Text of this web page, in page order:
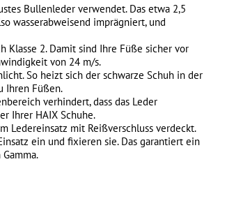
Bullenleder verwendet. Das etwa 2,5
wasserabweisend imprägniert, und
Klasse 2. Damit sind Ihre Füße sicher vor
von 24 m/s.
So heizt sich der schwarze Schuh in der
Ihren Füßen.
verhindert, dass das Leder
Ihrer HAIX Schuhe.
Ledereinsatz mit Reißverschluss verdeckt.
ein und fixieren sie. Das garantiert ein